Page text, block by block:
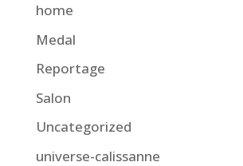
home
Medal
Reportage
Salon
Uncategorized
universe-calissanne